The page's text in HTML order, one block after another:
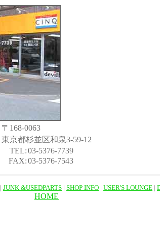
〒168-0063
東京都杉並区和泉3-59-12
TEL:03-5376-7739
FAX:03-5376-7543
| JUNK &USEDPARTS | SHOP INFO | USER'S LOUNGE |
HOME